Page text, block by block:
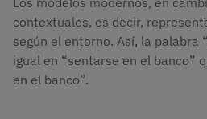
contextuales, es decir,
según el entorno. Así, la palabra
igual en “sentarse en el banco”
en el banco”.